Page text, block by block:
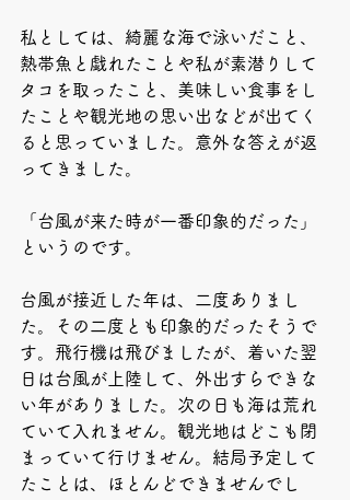
私としては、綺麗な海で泳いだこと、
熱帯魚と戯れたことや私が素潜りして
タコを取ったこと、美味しい食事をし
たことや観光地の思い出などが出てく
ると思っていました。意外な答えが返
ってきました。
「台風が来た時が一番印象的だった」
というのです。
台風が接近した年は、二度ありまし
た。その二度とも印象的だったそうで
す。飛行機は飛びましたが、着いた翌
日は台風が上陸して、外出すらできな
い年がありました。次の日も海は荒れ
ていて入れません。観光地はどこも閉
まっていて行けません。結局予定して
たことは、ほとんどできませんでし